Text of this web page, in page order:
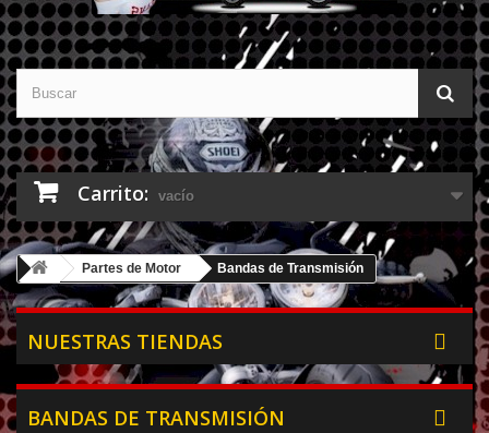
Carrito: vacío
Partes de Motor Bandas de Transmisión
NUESTRAS TIENDAS
BANDAS DE TRANSMISIÓN